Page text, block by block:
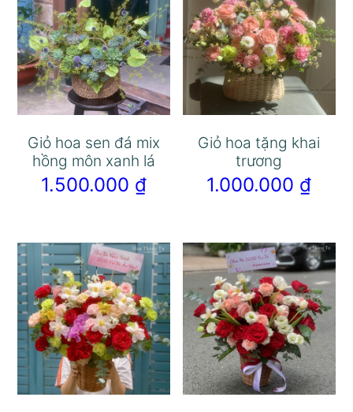
Giỏ hoa sen đá mix
hồng môn xanh lá
1.500.000 ₫
Giỏ hoa tặng khai
trương
1.000.000 ₫